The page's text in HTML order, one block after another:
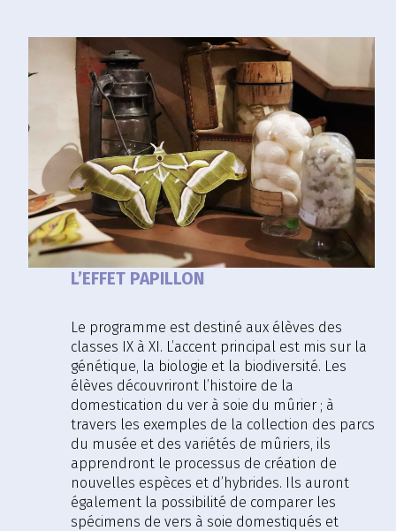
L’EFFET PAPILLON
Le programme est destiné aux élèves des
classes IX à XI. L’accent principal est mis sur la
génétique, la biologie et la biodiversité. Les
élèves découvriront l’histoire de la
domestication du ver à soie du mûrier ; à
travers les exemples de la collection des parcs
du musée et des variétés de mûriers, ils
apprendront le processus de création de
nouvelles espèces et d’hybrides. Ils auront
également la possibilité de comparer les
spécimens de vers à soie domestiqués et